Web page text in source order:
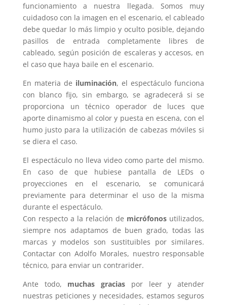
funcionamiento a nuestra llegada. Somos muy
cuidadoso con la imagen en el escenario, el cableado
debe quedar lo más limpio y oculto posible, dejando
pasillos de entrada completamente libres de
cableado, según posición de escaleras y accesos, en
el caso que haya baile en el escenario.
En materia de iluminación, el espectáculo funciona
con blanco fijo, sin embargo, se agradecerá si se
proporciona un técnico operador de luces que
aporte dinamismo al color y puesta en escena, con el
humo justo para la utilización de cabezas móviles si
se diera el caso.
El espectáculo no lleva video como parte del mismo.
En caso de que hubiese pantalla de LEDs o
proyecciones en el escenario, se comunicará
previamente para determinar el uso de la misma
durante el espectáculo.
Con respecto a la relación de micrófonos utilizados,
siempre nos adaptamos de buen grado, todas las
marcas y modelos son sustituibles por similares.
Contactar con Adolfo Morales, nuestro responsable
técnico, para enviar un contrarider.
Ante todo, muchas gracias por leer y atender
nuestras peticiones y necesidades, estamos seguros